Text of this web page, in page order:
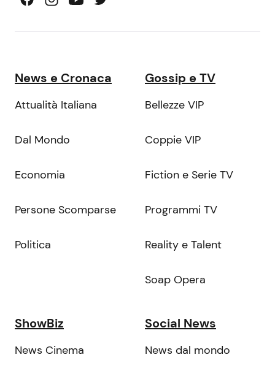
News e Cronaca
Attualità Italiana
Dal Mondo
Economia
Persone Scomparse
Politica
Gossip e TV
Bellezze VIP
Coppie VIP
Fiction e Serie TV
Programmi TV
Reality e Talent
Soap Opera
ShowBiz
News Cinema
Social News
News dal mondo